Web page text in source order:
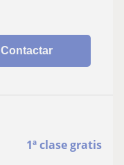
Contactar
1ª clase gratis